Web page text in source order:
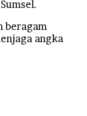
beragam
angka